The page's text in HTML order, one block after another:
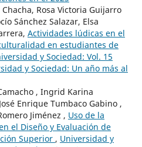
Rosa Victoria Guijarro
Sánchez Salazar, Elsa
Actividades lúdicas en el
en estudiantes de
y Sociedad: Vol. 15
y Sociedad: Un año más al
, Ingrid Karina
Enrique Tumbaco Gabino ,
Jiménez , Uso de la
el Diseño y Evaluación de
Superior , Universidad y